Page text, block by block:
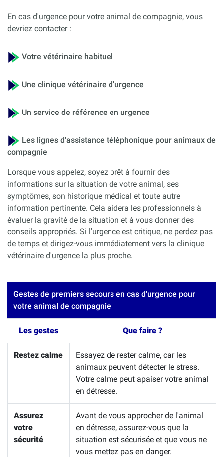
En cas d'urgence pour votre animal de compagnie, vous
devriez contacter :
Votre vétérinaire habituel
Une clinique vétérinaire d'urgence
Un service de référence en urgence
Les lignes d'assistance téléphonique pour animaux de
compagnie
Lorsque vous appelez, soyez prêt à fournir des
informations sur la situation de votre animal, ses
symptômes, son historique médical et toute autre
information pertinente. Cela aidera les professionnels à
évaluer la gravité de la situation et à vous donner des
conseils appropriés. Si l'urgence est critique, ne perdez pas
de temps et dirigez-vous immédiatement vers la clinique
vétérinaire d'urgence la plus proche.
Gestes de premiers secours en cas d'urgence pour
votre animal de compagnie
Les gestes Que faire ?
Restez calme
Essayez de rester calme, car les
animaux peuvent détecter le stress.
Votre calme peut apaiser votre animal
en détresse.
Assurez
votre
sécurité
Avant de vous approcher de l'animal
en détresse, assurez-vous que la
situation est sécurisée et que vous ne
vous mettez pas en danger.